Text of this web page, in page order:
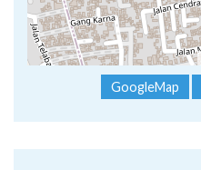
GoogleMap